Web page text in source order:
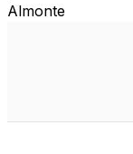
Almonte